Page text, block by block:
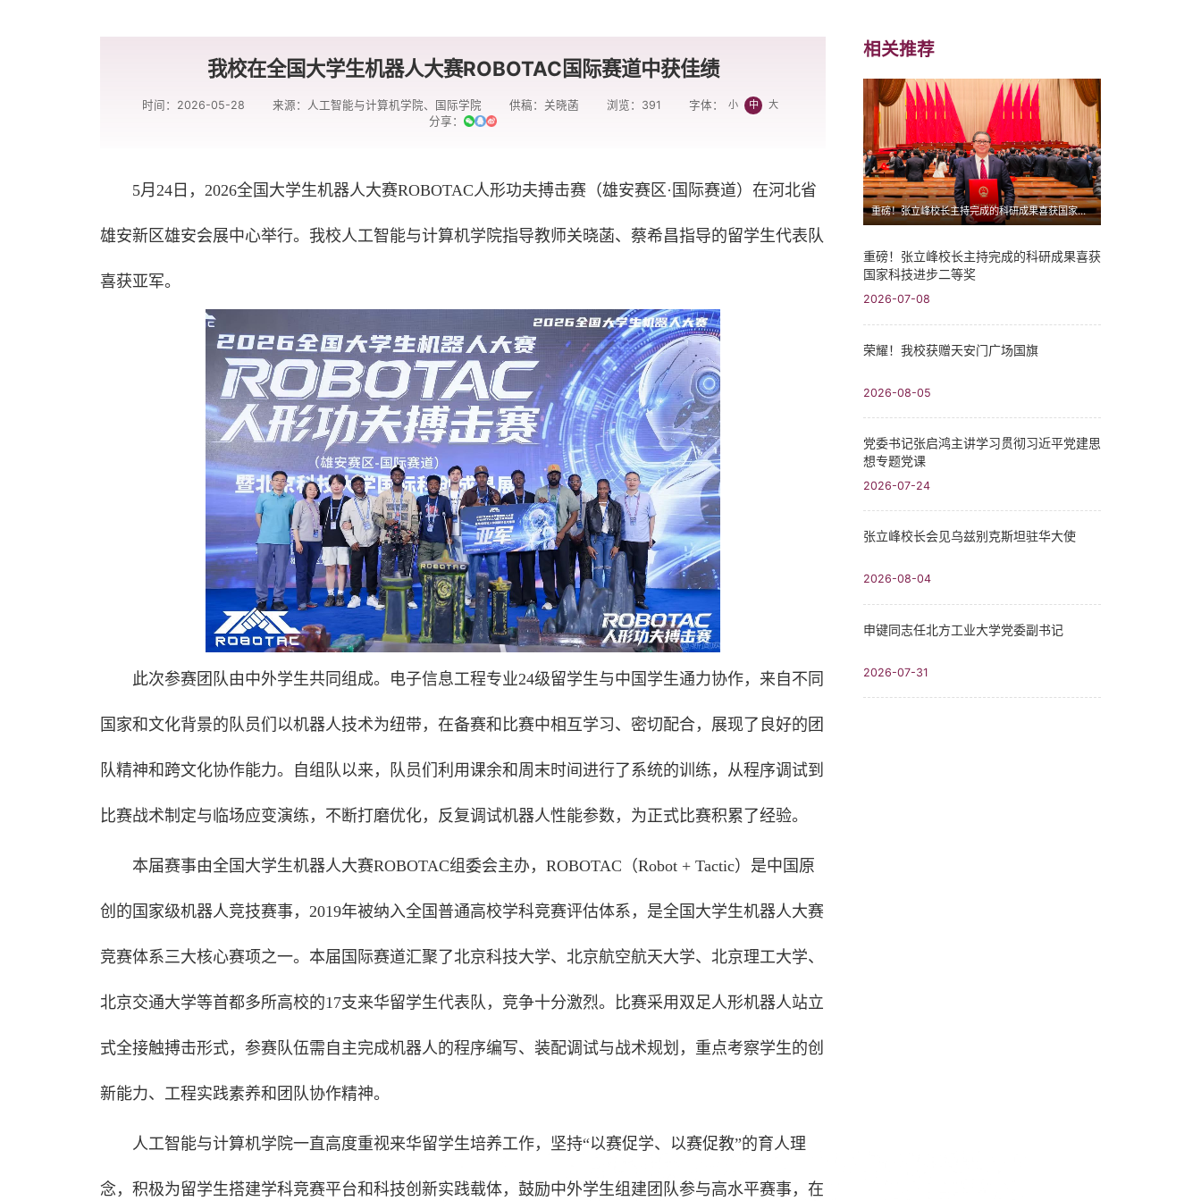
我校在全国大学生机器人大赛ROBOTAC国际赛道中获佳绩
时间：2026-05-28 来源：人工智能与计算机学院、国际学院 供稿：关晓菡 浏览： 391 字体： 小 中 大
分享：
5月24日，2026全国大学生机器人大赛ROBOTAC人形功夫搏击赛（雄安赛区·国际赛道）在河北省
雄安新区雄安会展中心举行。我校人工智能与计算机学院指导教师关晓菡、蔡希昌指导的留学生代表队
喜获亚军。
此次参赛团队由中外学生共同组成。电子信息工程专业24级留学生与中国学生通力协作，来自不同
国家和文化背景的队员们以机器人技术为纽带，在备赛和比赛中相互学习、密切配合，展现了良好的团
队精神和跨文化协作能力。自组队以来，队员们利用课余和周末时间进行了系统的训练，从程序调试到
比赛战术制定与临场应变演练，不断打磨优化，反复调试机器人性能参数，为正式比赛积累了经验。
本届赛事由全国大学生机器人大赛ROBOTAC组委会主办，ROBOTAC（Robot + Tactic）是中国原
创的国家级机器人竞技赛事，2019年被纳入全国普通高校学科竞赛评估体系，是全国大学生机器人大赛
竞赛体系三大核心赛项之一。本届国际赛道汇聚了北京科技大学、北京航空航天大学、北京理工大学、
北京交通大学等首都多所高校的17支来华留学生代表队，竞争十分激烈。比赛采用双足人形机器人站立
式全接触搏击形式，参赛队伍需自主完成机器人的程序编写、装配调试与战术规划，重点考察学生的创
新能力、工程实践素养和团队协作精神。
人工智能与计算机学院一直高度重视来华留学生培养工作，坚持“以赛促学、以赛促教”的育人理
念，积极为留学生搭建学科竞赛平台和科技创新实践载体，鼓励中外学生组建团队参与高水平赛事，在
相关推荐
重磅！张立峰校长主持完成的科研成果喜获国家科技进步二等奖
重磅！张立峰校长主持完成的科研成果喜获
国家科技进步二等奖
2026-07-08
荣耀！我校获赠天安门广场国旗
2026-08-05
党委书记张启鸿主讲学习贯彻习近平党建思
想专题党课
2026-07-24
张立峰校长会见乌兹别克斯坦驻华大使
2026-08-04
申键同志任北方工业大学党委副书记
2026-07-31